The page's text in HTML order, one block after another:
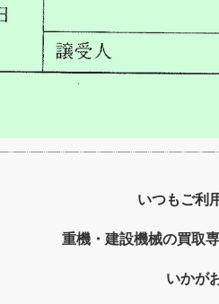
いつもご利
重機・建設機械の買取
いかが